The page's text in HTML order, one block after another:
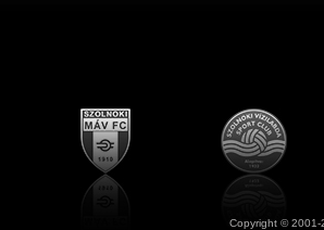
Copyright ©